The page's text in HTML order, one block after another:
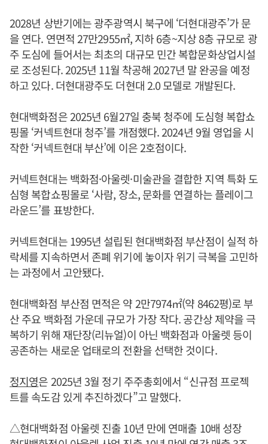
2028년 상반기에는 광주광역시 북구에 ‘더현대광주’가 문
을 연다. 연면적 27만2955㎡, 지하 6층~지상 8층 규모로 광
주 도심에 들어서는 최초의 대규모 민간 복합문화상업시설
로 조성된다. 2025년 11월 착공해 2027년 말 완공을 예정
하고 있다. 더현대광주도 더현대 2.0 모델로 개발된다.
현대백화점은 2025년 6월27일 충북 청주에 도심형 복합쇼
핑몰 ‘커넥트현대 청주’를 개점했다. 2024년 9월 영업을 시
작한 ‘커넥트현대 부산’에 이은 2호점이다.
커넥트현대는 백화점·아울렛·미술관을 결합한 지역 특화 도
심형 복합쇼핑몰로 ‘사람, 장소, 문화를 연결하는 플레이그
라운드’를 표방한다.
커넥트현대는 1995년 설립된 현대백화점 부산점이 실적 하
락세를 지속하면서 존폐 위기에 놓이자 위기 극복을 고민하
는 과정에서 고안됐다.
현대백화점 부산점 면적은 약 2만7974㎡(약 8462평)로 부
산 주요 백화점 가운데 규모가 가장 작다. 공간상 제약을 극
복하기 위해 재단장(리뉴얼)이 아닌 백화점과 아울렛 등이
공존하는 새로운 업태로의 전환을 선택한 것이다.
정지영은 2025년 3월 정기 주주총회에서 “신규점 프로젝
트를 속도감 있게 추진하겠다”고 말했다.
△현대백화점 아울렛 진출 10년 만에 연매출 10배 성장